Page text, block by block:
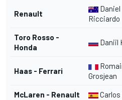
Renault
Daniel
Ricciardo
Toro Rosso -
Honda
Daniil
Haas - Ferrari
Grosjean
McLaren - Renault